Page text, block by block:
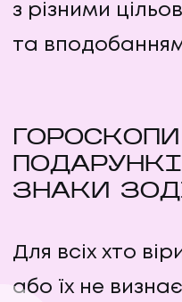
з різними
та
ЗНАКИ
Для всіх хто
або їх не